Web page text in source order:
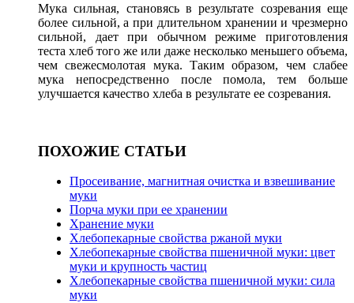
Мука сильная, становясь в результате созревания еще
более сильной, а при длительном хранении и чрезмерно
сильной, дает при обычном режиме приготовления
теста хлеб того же или даже несколько меньшего объема,
чем свежесмолотая мука. Таким образом, чем слабее
мука непосредственно после помола, тем больше
улучшается качество хлеба в результате ее созревания.
ПОХОЖИЕ СТАТЬИ
Просеивание, магнитная очистка и взвешивание
муки
Порча муки при ее хранении
Хранение муки
Хлебопекарные свойства ржаной муки
Хлебопекарные свойства пшеничной муки: цвет
муки и крупность частиц
Хлебопекарные свойства пшеничной муки: сила
муки